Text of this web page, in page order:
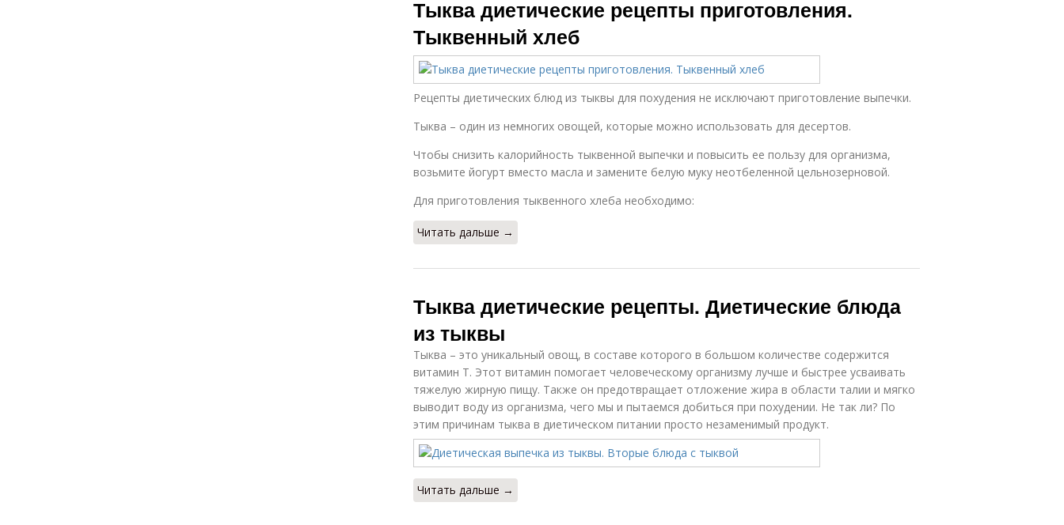
Тыква диетические рецепты приготовления.
Тыквенный хлеб
Рецепты диетических блюд из тыквы для похудения не исключают приготовление выпечки.
Тыква – один из немногих овощей, которые можно использовать для десертов.
Чтобы снизить калорийность тыквенной выпечки и повысить ее пользу для организма,
возьмите йогурт вместо масла и замените белую муку неотбеленной цельнозерновой.
Для приготовления тыквенного хлеба необходимо:
Читать дальше →
Тыква диетические рецепты. Диетические блюда
из тыквы
Тыква – это уникальный овощ, в составе которого в большом количестве содержится
витамин Т. Этот витамин помогает человеческому организму лучше и быстрее усваивать
тяжелую жирную пищу. Также он предотвращает отложение жира в области талии и мягко
выводит воду из организма, чего мы и пытаемся добиться при похудении. Не так ли? По
этим причинам тыква в диетическом питании просто незаменимый продукт.
Читать дальше →